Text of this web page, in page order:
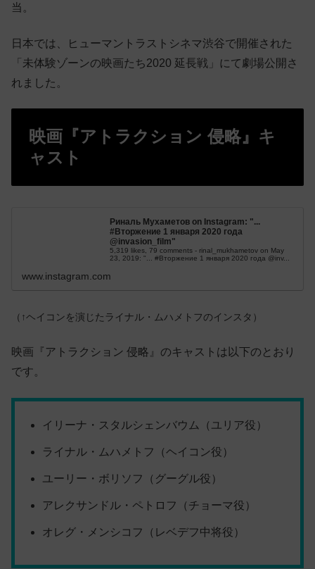
当。
日本では、ヒューマントラストシネマ渋谷で開催された
「未体験ゾーンの映画たち2020 延長戦」にて劇場公開さ
れました。
映画『アトラクション 侵略』キ
ャスト
Риналь Мухаметов on Instagram: "...
#Вторжение 1 января 2020 года
@invasion_film"
5,319 likes, 79 comments - rinal_mukhametov on May
23, 2019: "... #Вторжение 1 января 2020 года @inv...
www.instagram.com
（↑ヘイコンを演じた ライナル・ムハメトフのインスタ）
映画『アトラクション 侵略』のキャストは以下のとおり
です。
イリーナ・スタルシェンバウム（ユリア役）
ライナル・ムハメトフ（ヘイコン役）
ユーリー・ボリソフ（グーグル役）
アレクサンドル・ペトロフ（チョーマ役）
オレグ・メンシコフ（レベデフ中将役）